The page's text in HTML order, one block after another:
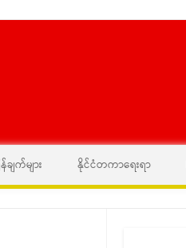
ျက်များ နိုင်ငံတကာရေးရာ